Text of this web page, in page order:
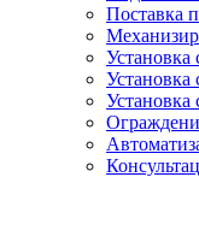
Поставка
Установка
Установка
Установка